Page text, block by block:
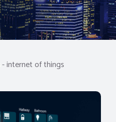
-internet of things